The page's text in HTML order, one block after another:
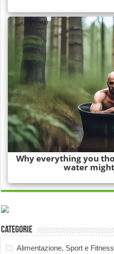
Categorie
Alimentazione, Sport e Fitness